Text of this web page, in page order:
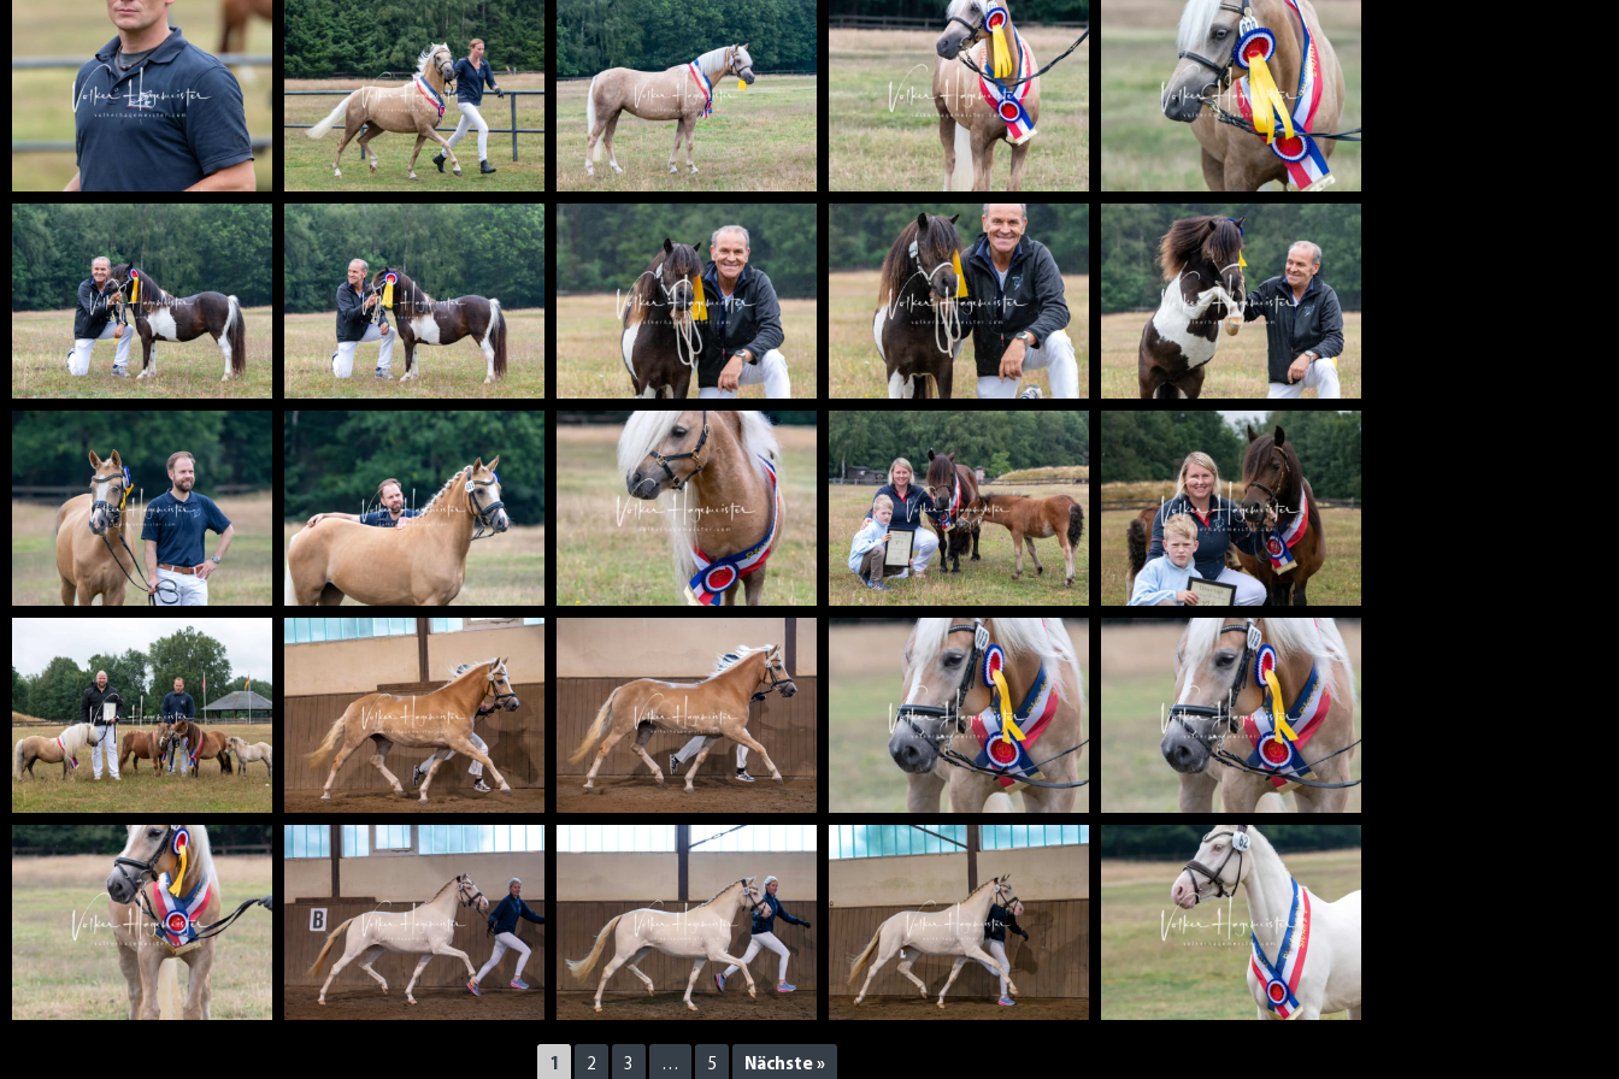
1 2 3 … 5 Nächste »